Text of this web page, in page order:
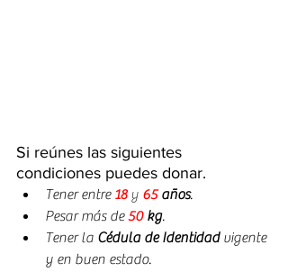
Si reúnes las siguientes
condiciones puedes donar.
Tener entre 18 y 65 años.
Pesar más de 50 kg.
Tener la Cédula de Identidad vigente
y en buen estado.